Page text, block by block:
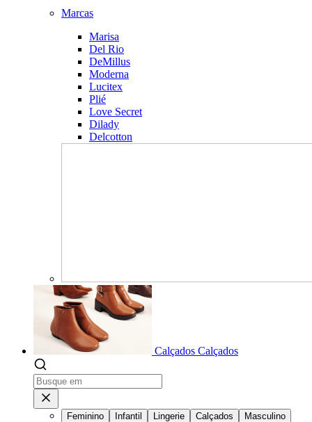
Marcas
Marisa
Del Rio
DeMillus
Moderna
Lucitex
Plié
Love Secret
Dilady
Delcotton
Calçados Calçados
Feminino Infantil Lingerie Calçados
Masculino